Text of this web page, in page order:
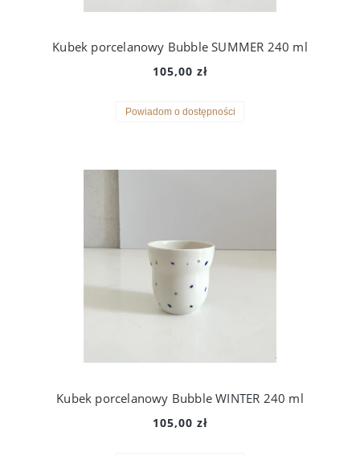
Kubek porcelanowy Bubble SUMMER 240 ml
105,00 zł
Powiadom o dostępności
Kubek porcelanowy Bubble WINTER 240 ml
105,00 zł